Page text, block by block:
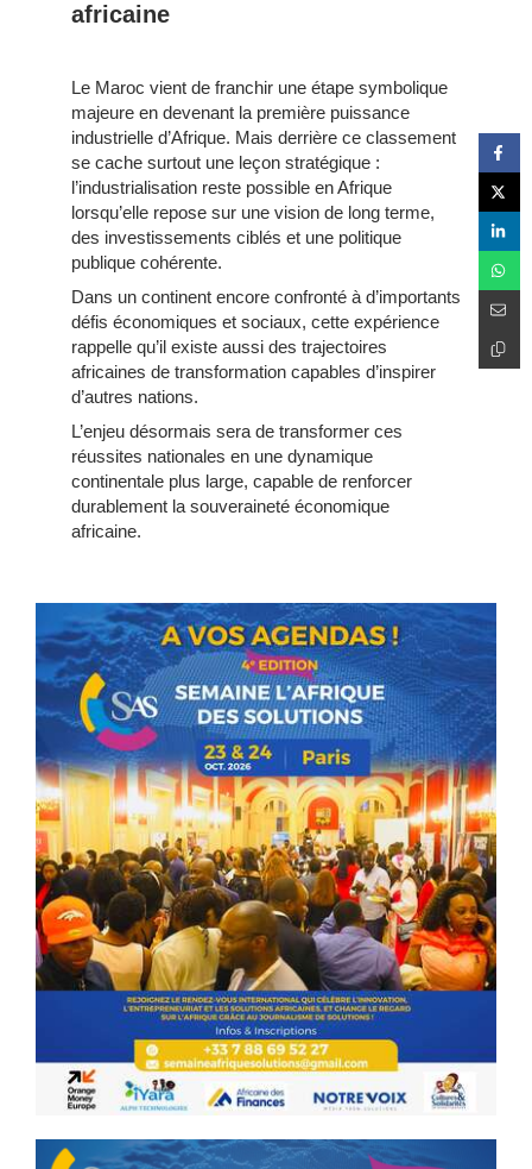
africaine
Le Maroc vient de franchir une étape symbolique
majeure en devenant la première puissance
industrielle d’Afrique. Mais derrière ce classement
se cache surtout une leçon stratégique :
l’industrialisation reste possible en Afrique
lorsqu’elle repose sur une vision de long terme,
des investissements ciblés et une politique
publique cohérente.
Dans un continent encore confronté à d’importants
défis économiques et sociaux, cette expérience
rappelle qu’il existe aussi des trajectoires
africaines de transformation capables d’inspirer
d’autres nations.
L’enjeu désormais sera de transformer ces
réussites nationales en une dynamique
continentale plus large, capable de renforcer
durablement la souveraineté économique
africaine.